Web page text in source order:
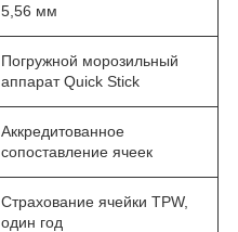
5,56 мм
Погружной морозильный
аппарат Quick Stick
Аккредитованное
сопоставление ячеек
Страхование ячейки TPW,
один год